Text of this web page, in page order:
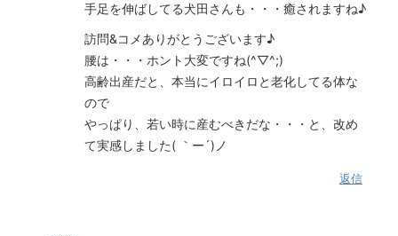
手足を伸ばしてる犬田さんも・・・癒されますね♪
訪問&コメありがとうございます♪
腰は・・・ホント大変ですね(^▽^;)
高齢出産だと、本当にイロイロと老化してる体な
ので
やっぱり、若い時に産むべきだな・・・と、改め
て実感しました( ｀ー´)ノ
返信